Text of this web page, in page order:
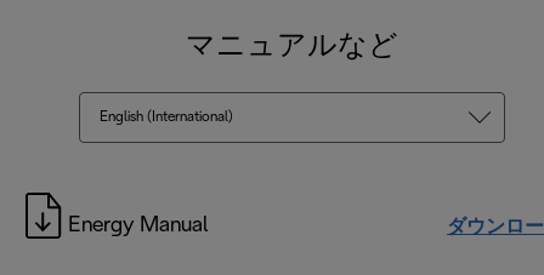
マニュアルなど
English (International)
Energy Manual ダウンロ